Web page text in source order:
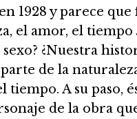
1928 y parece
el amor, el tiempo
¿Nuestra
de la
A su paso,
de la obra